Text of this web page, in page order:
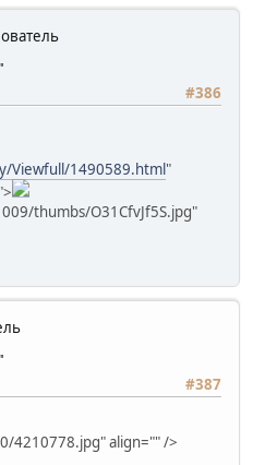
#386
Viewfull/1490589.html"
thumbs/O31CfvJf5S.jpg"
#387
4210778.jpg" align="" />